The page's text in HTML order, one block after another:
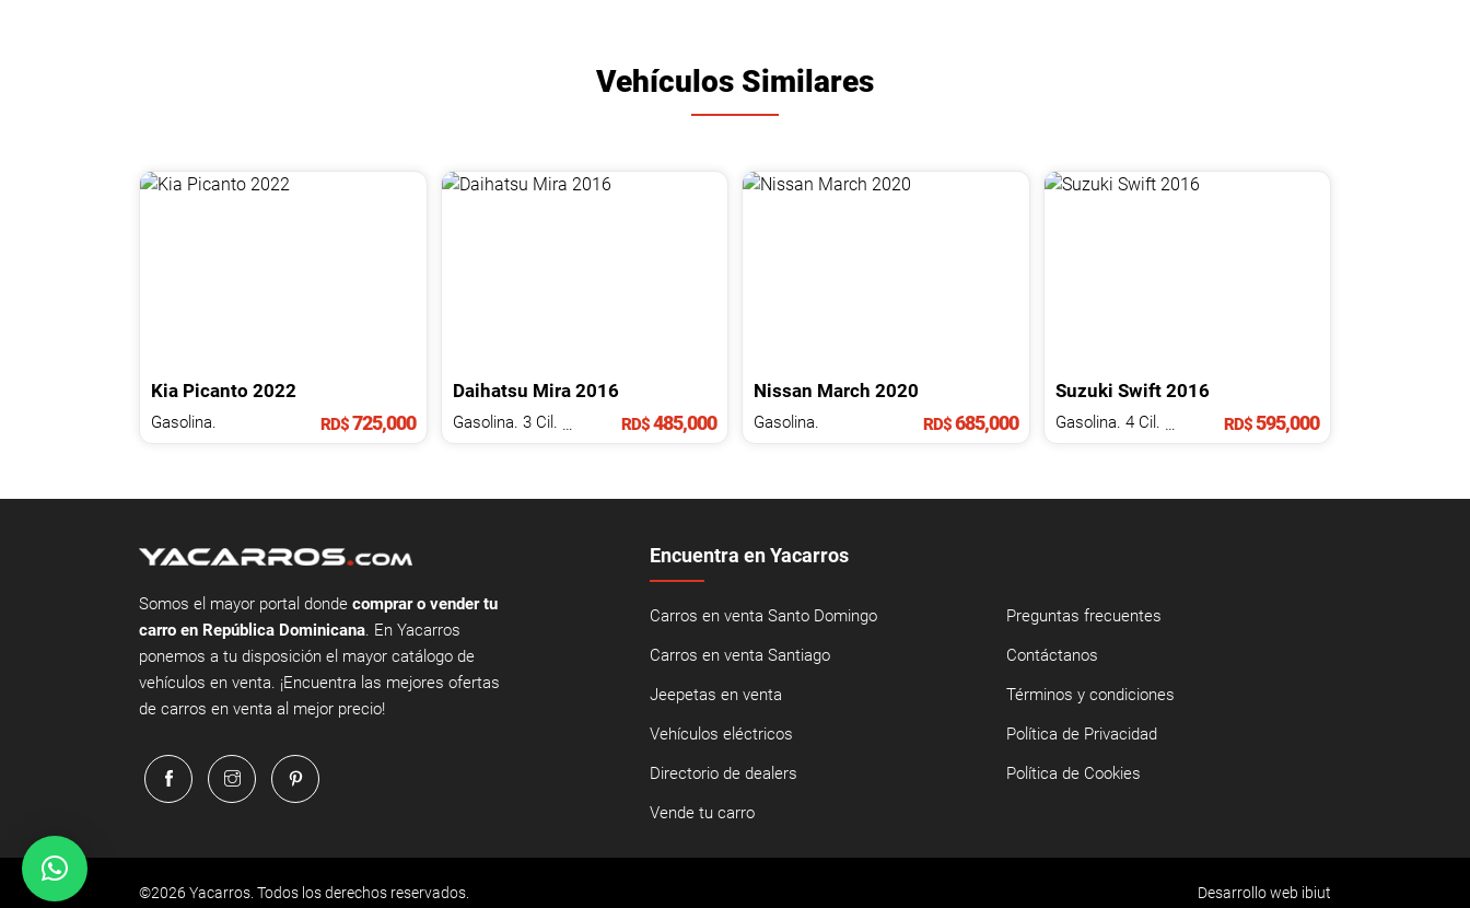
Vehículos Similares
Kia Picanto 2022
Gasolina. RD$725,000
Daihatsu Mira 2016
RD$485,000
Nissan March 2020
Gasolina. RD$685,000
Suzuki Swift 2016
RD$595,000
Somos el mayor portal donde comprar o vender tu
carro en República Dominicana. En Yacarros
ponemos a tu disposición el mayor catálogo de
vehículos en venta. ¡Encuentra las mejores ofertas
de carros en venta al mejor precio!
Encuentra en Yacarros
Carros en venta Santo Domingo
Carros en venta Santiago
Jeepetas en venta
Vehículos eléctricos
Directorio de dealers
Vende tu carro
Preguntas frecuentes
Contáctanos
Términos y condiciones
Política de Privacidad
Política de Cookies
©2026 Yacarros. Todos los derechos reservados. Desarrollo web ibiut